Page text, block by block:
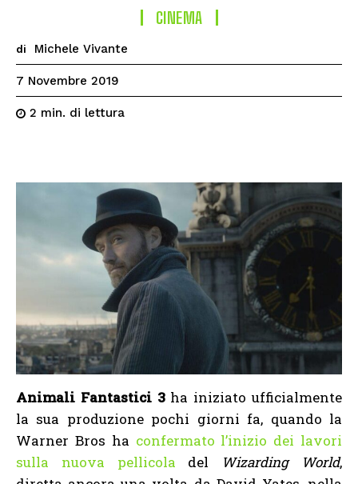
CINEMA
di Michele Vivante
7 Novembre 2019
2 min. di lettura
Animali Fantastici 3ha iniziato ufficialmente
la sua produzione pochi giorni fa, quando la
Warner Bros ha confermato l’inizio dei lavori
sulla nuova pellicola del Wizarding World,